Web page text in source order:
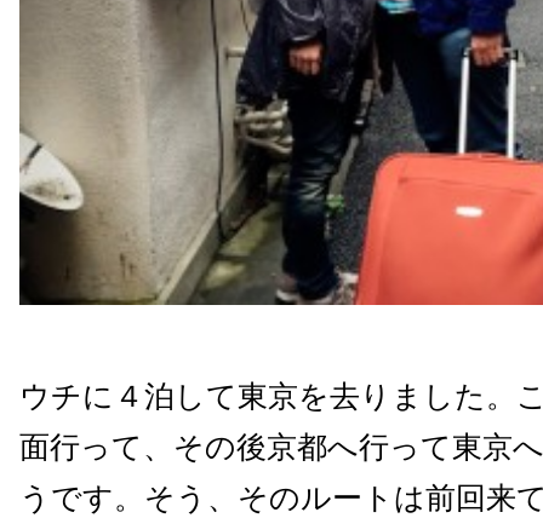
ウチに４泊して東京を去りました。
面行って、その後京都へ行って東京
うです。そう、そのルートは前回来